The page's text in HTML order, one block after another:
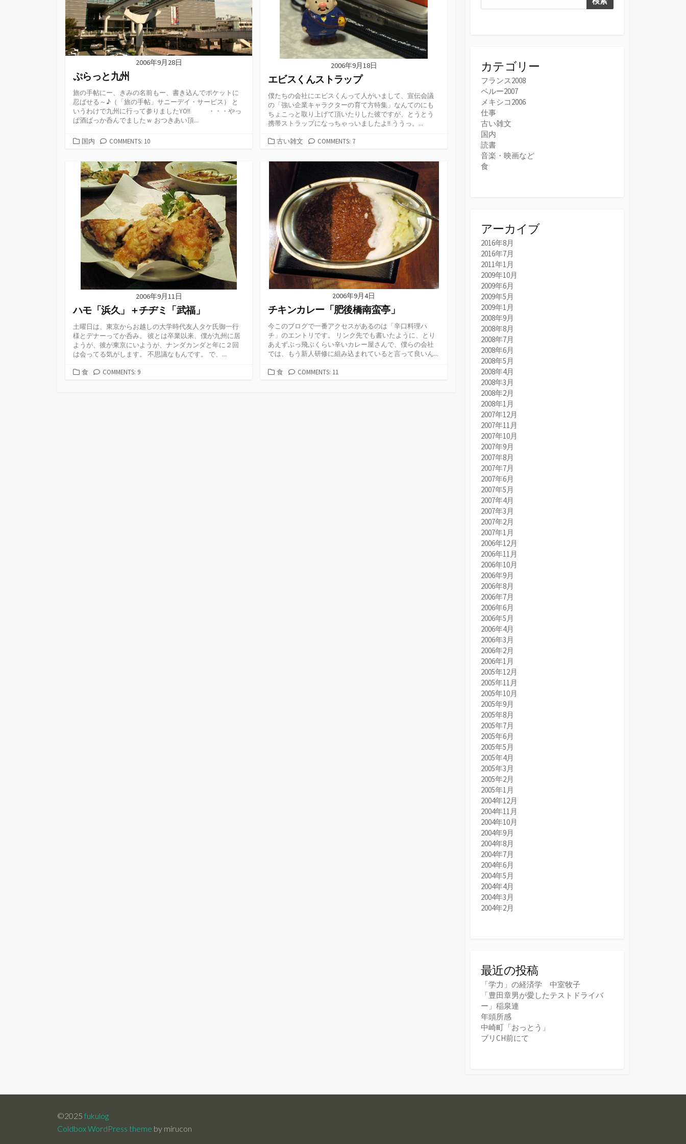
2006年9月28日
ぷらっと九州
旅の手帖にー、きみの名前もー、書き込んでポケットに
忍ばせる～♪（「旅の手帖」サニーデイ・サービス） と
いうわけで九州に行って参りましたYO!! ・・・やっ
ぱ酒ばっか呑んでましたｗ おつきあい頂...
カ
ゴ
リ
ー
国内 COMMENTS: 10
2006年9月18日
エビスくんストラップ
僕たちの会社にエビスくんって人がいまして、宣伝会議
の「強い企業キャラクターの育て方特集」なんてのにも
ちょこっと取り上げて頂いたりした彼ですが、とうとう
携帯ストラップになっちゃっいましたよ!! ううっ。...
カ
ゴ
古い雑文 COMMENTS: 7
2006年9月11日
ハモ「浜久」＋チヂミ「武福」
土曜日は、東京からお越しの大学時代友人タケ氏御一行
様とデナーってか呑み。 彼とは卒業以来、僕が九州に居
ようが、彼が東京にいようが、ナンダカンダと年に２回
は会ってる気がします。 不思議なもんです。 で、...
カ食 COMMENTS: 9
2006年9月4日
チキンカレー「肥後橋南蛮亭」
今このブログで一番アクセスがあるのは「辛口料理ハ
チ」のエントリです。 リンク先でも書いたように、とり
あえずぶっ飛ぶくらい辛いカレー屋さんで、僕らの会社
では、もう新人研修に組み込まれていると言って良いん...
カ食 COMMENTS: 11
カテゴリー
フランス2008
ペルー2007
メキシコ2006
仕事
古い雑文
国内
読書
音楽・映画など
食
アーカイブ
2016年8月
2016年7月
2011年1月
2009年10月
2009年6月
2009年5月
2009年1月
2008年9月
2008年8月
2008年7月
2008年6月
2008年5月
2008年4月
2008年3月
2008年2月
2008年1月
2007年12月
2007年11月
2007年10月
2007年9月
2007年8月
2007年7月
2007年6月
2007年5月
2007年4月
2007年3月
2007年2月
2007年1月
2006年12月
2006年11月
2006年10月
2006年9月
2006年8月
2006年7月
2006年6月
2006年5月
2006年4月
2006年3月
2006年2月
2006年1月
2005年12月
2005年11月
2005年10月
2005年9月
2005年8月
2005年7月
2005年6月
2005年5月
2005年4月
2005年3月
2005年2月
2005年1月
2004年12月
2004年11月
2004年10月
2004年9月
2004年8月
2004年7月
2004年6月
2004年5月
2004年4月
2004年3月
2004年2月
最近の投稿
「学力」の経済学 中室牧子
「豊田章男が愛したテストドライバ
ー」稲泉連
年頭所感
中崎町「おっとう」
ブリCH前にて
©2025 fukulog
Coldbox WordPress theme by mirucon